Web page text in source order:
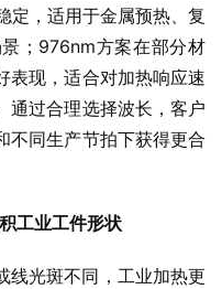
定，适用于金属预热、复
；976nm方案在部分材
表现，适合对加热响应速
通过合理选择波长，客户
不同生产节拍下获得更合
工业工件形状
线光斑不同，工业加热更